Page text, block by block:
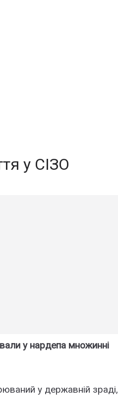
у СІЗО
у нардепа множинні
у державній зраді,